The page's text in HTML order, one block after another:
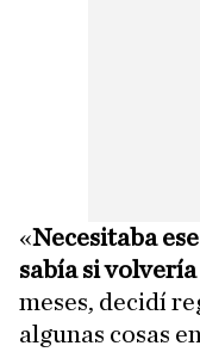
«Necesitaba
sabía si volvería
meses, decidí
algunas cosas